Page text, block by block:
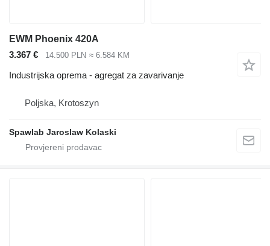
EWM Phoenix 420A
3.367 €
14.500 PLN ≈ 6.584 KM
Industrijska oprema - agregat za zavarivanje
Poljska, Krotoszyn
Spawlab Jaroslaw Kolaski